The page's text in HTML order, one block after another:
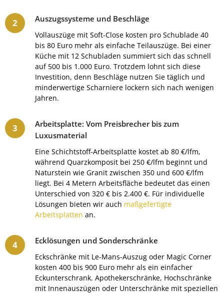
Auszugssysteme und Beschläge
Vollauszüge mit Soft-Close kosten pro Schublade 40
bis 80 Euro mehr als einfache Teilauszüge. Bei einer
Küche mit 12 Schubladen summiert sich das schnell
auf 500 bis 1.000 Euro. Trotzdem lohnt sich diese
Investition, denn Beschläge nutzen Sie täglich und
minderwertige Scharniere lockern sich nach wenigen
Jahren.
Arbeitsplatte: Vom Preisbrecher bis zum
Luxusmaterial
Eine Schichtstoff-Arbeitsplatte kostet ab 80 €/lfm,
während Quarzkomposit bei 250 €/lfm beginnt und
Naturstein wie Granit zwischen 350 und 600 €/lfm
liegt. Bei 4 Metern Arbeitsfläche bedeutet das einen
Unterschied von 320 € bis 2.400 €. Für individuelle
Lösungen bieten wir auch maßgefertigte
Arbeitsplatten an.
Ecklösungen und Sonderschränke
Eckschränke mit Le-Mans-Auszug oder Magic Corner
kosten 400 bis 900 Euro mehr als ein einfacher
Eckunterschrank. Apothekerschränke, Hochschränke
mit Innenauszügen oder Unterschränke mit speziellen